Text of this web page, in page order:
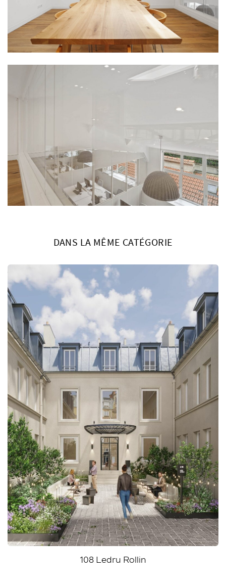
DANS LA MÊME CATÉGORIE
108 Ledru Rollin